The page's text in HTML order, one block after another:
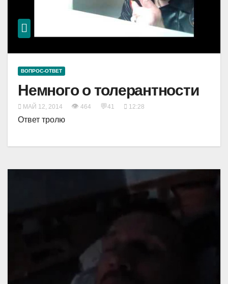
ВОПРОС-ОТВЕТ
Немного о толерантности
МАЙ 12, 2014 👁 464 💬41 12:28
Ответ тролю